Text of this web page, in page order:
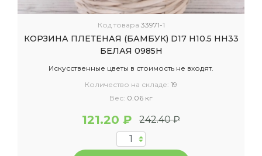
Код товара 33971-1
КОРЗИНА ПЛЕТЕНАЯ (БАМБУК) D17 H10.5 HH33
БЕЛАЯ 0985Н
Искусственные цветы в стоимость не входят.
Количество на складе: 19
Вес: 0.06 кг
121.20 ₽ 242.40 ₽